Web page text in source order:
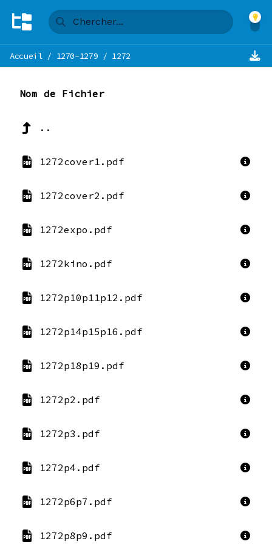
Accueil/ 1270-1279 / 1272
Nom de Fichier
..
1272cover1.pdf
1272cover2.pdf
1272expo.pdf
1272kino.pdf
1272p10p11p12.pdf
1272p14p15p16.pdf
1272p18p19.pdf
1272p2.pdf
1272p3.pdf
1272p4.pdf
1272p6p7.pdf
1272p8p9.pdf